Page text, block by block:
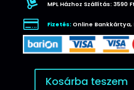
 MPL Házhoz Szállítás: 3590
 Fizetés:Online Bankkártya,
JoyroomKosárba teszem